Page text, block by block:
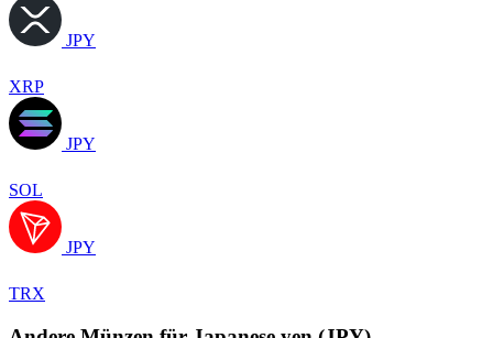
JPY
XRP
JPY
SOL
JPY
TRX